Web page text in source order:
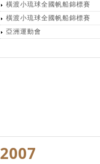
橫渡小琉球全國帆船錦標賽
橫渡小琉球全國帆船錦標賽
亞洲運動會
2007